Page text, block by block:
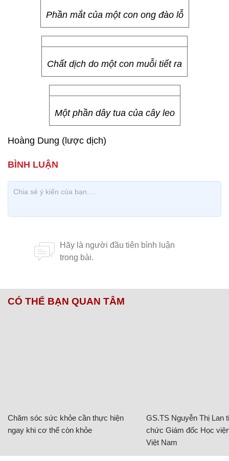
Phần mắt của một con ong đào lỗ
Chất dịch do một con muỗi tiết ra
Một phần dây tua của cây leo
Hoàng Dung (lược dịch)
CÓ THỂ BẠN QUAN TÂM
Chăm sóc sức khỏe cần thực hiện
ngay khi cơ thể còn khỏe
GS.TS Nguyễn Thị Lan
chức Giám đốc Học
Việt Nam